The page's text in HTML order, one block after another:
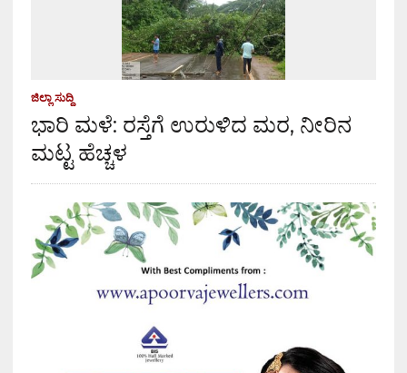
ಜಿಲ್ಲಾ ಸುದ್ದಿ
ಭಾರಿ ಮಳೆ: ರಸ್ತೆಗೆ ಉರುಳಿದ ಮರ, ನೀರಿನ
ಮಟ್ಟ ಹೆಚ್ಚಳ